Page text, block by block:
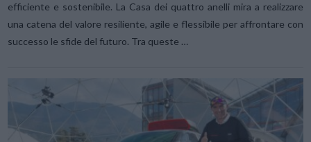
efficiente e sostenibile. La Casa dei quattro anelli mira a realizzare
una catena del valore resiliente, agile e flessibile per affrontare con
successo le sfide del futuro. Tra queste …